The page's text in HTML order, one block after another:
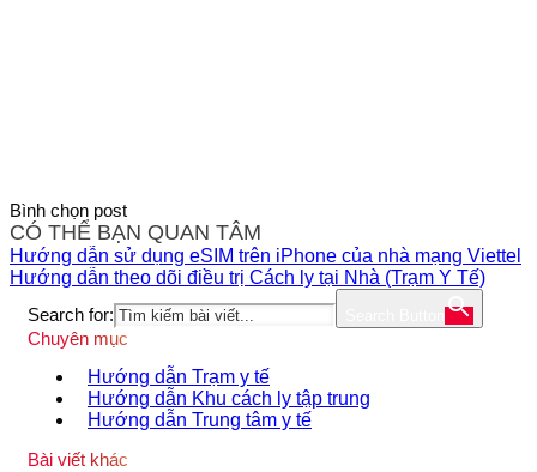
Bình chọn post
CÓ THỂ BẠN QUAN TÂM
Hướng dẫn sử dụng eSIM trên iPhone của nhà mạng Viettel
Hướng dẫn theo dõi điều trị Cách ly tại Nhà (Trạm Y Tế)
Search for:
Chuyên mục
Hướng dẫn Trạm y tế
Hướng dẫn Khu cách ly tập trung
Hướng dẫn Trung tâm y tế
Bài viết khác